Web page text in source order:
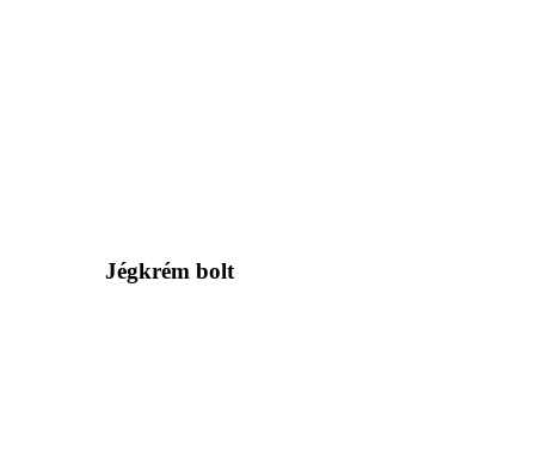
Jégkrém bolt